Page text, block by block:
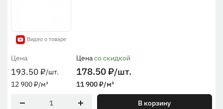
Видео о товаре
Цена
193.50₽/шт.
12 900₽/м³
Ценасо скидкой
178.50₽/шт.
11 900₽/м³
В корзину